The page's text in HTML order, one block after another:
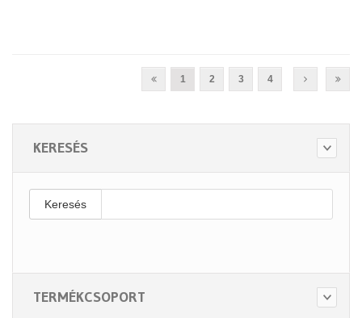
1 2 3 4
KERESÉS
Keresés
TERMÉKCSOPORT